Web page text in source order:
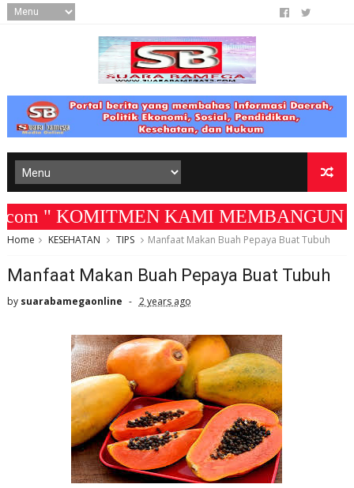
" KOMITMEN KAMI MEMBANGUN
Home KESEHATAN TIPS Manfaat Makan Buah Pepaya Buat Tubuh
Manfaat Makan Buah Pepaya Buat Tubuh
by suarabamegaonline 2 years ago